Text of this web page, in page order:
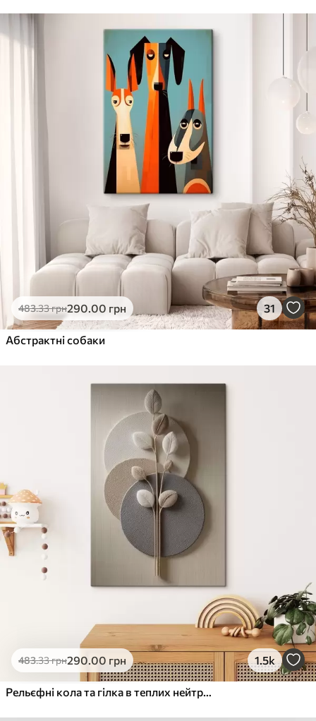
✓
Поверхня з текстурою полотна
✓ Екологічний матеріал
483.33грн290.00 грн 31
Абстрактні собаки
483.33грн290.00 грн 1.5k
Рельєфні кола та гілка в теплих нейтральних тонах